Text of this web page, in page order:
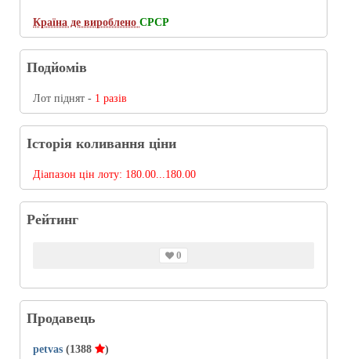
Країна де вироблено CРCР
Подйомів
Лот піднят - 1 разів
Історія коливання ціни
Діапазон цін лоту: 180.00...180.00
Рейтинг
0
Продавець
petvas (1388
)